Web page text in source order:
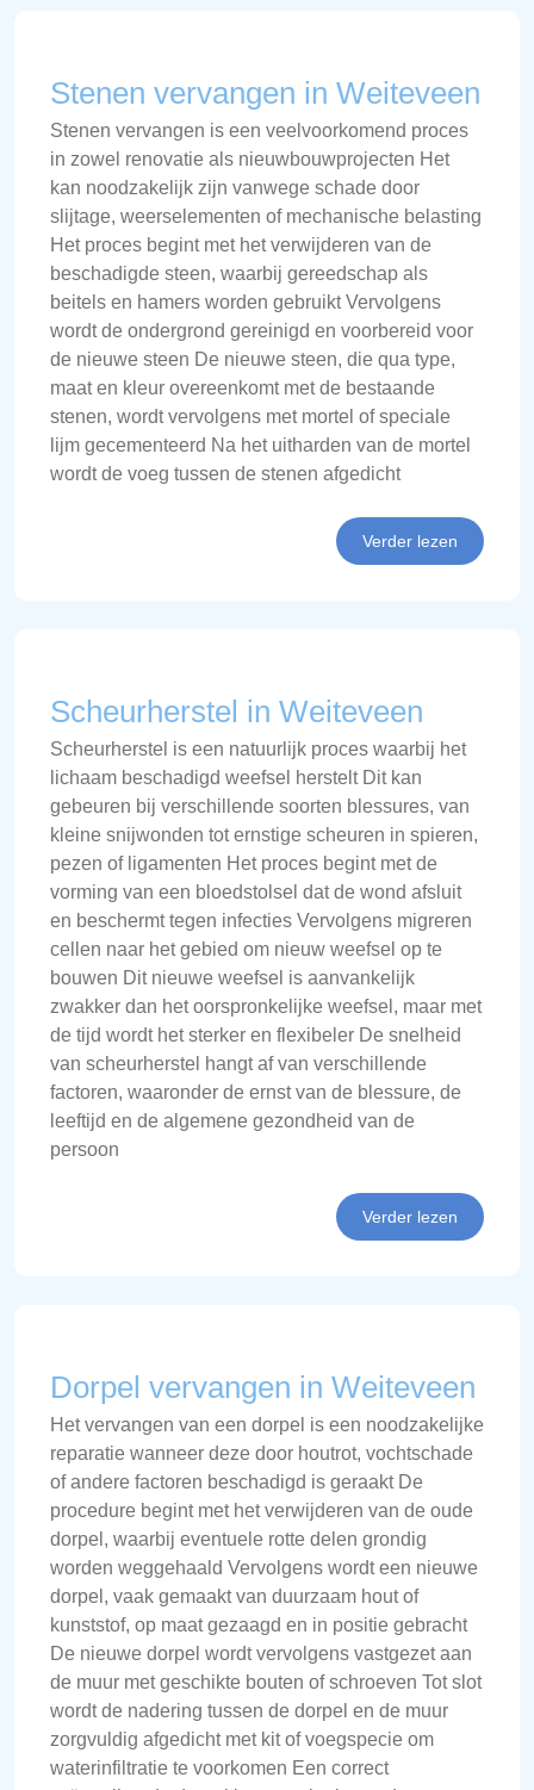
Stenen vervangen in Weiteveen
Stenen vervangen is een veelvoorkomend proces
in zowel renovatie als nieuwbouwprojecten Het
kan noodzakelijk zijn vanwege schade door
slijtage, weerselementen of mechanische belasting
Het proces begint met het verwijderen van de
beschadigde steen, waarbij gereedschap als
beitels en hamers worden gebruikt Vervolgens
wordt de ondergrond gereinigd en voorbereid voor
de nieuwe steen De nieuwe steen, die qua type,
maat en kleur overeenkomt met de bestaande
stenen, wordt vervolgens met mortel of speciale
lijm gecementeerd Na het uitharden van de mortel
wordt de voeg tussen de stenen afgedicht
Verder lezen
Scheurherstel in Weiteveen
Scheurherstel is een natuurlijk proces waarbij het
lichaam beschadigd weefsel herstelt Dit kan
gebeuren bij verschillende soorten blessures, van
kleine snijwonden tot ernstige scheuren in spieren,
pezen of ligamenten Het proces begint met de
vorming van een bloedstolsel dat de wond afsluit
en beschermt tegen infecties Vervolgens migreren
cellen naar het gebied om nieuw weefsel op te
bouwen Dit nieuwe weefsel is aanvankelijk
zwakker dan het oorspronkelijke weefsel, maar met
de tijd wordt het sterker en flexibeler De snelheid
van scheurherstel hangt af van verschillende
factoren, waaronder de ernst van de blessure, de
leeftijd en de algemene gezondheid van de
persoon
Verder lezen
Dorpel vervangen in Weiteveen
Het vervangen van een dorpel is een noodzakelijke
reparatie wanneer deze door houtrot, vochtschade
of andere factoren beschadigd is geraakt De
procedure begint met het verwijderen van de oude
dorpel, waarbij eventuele rotte delen grondig
worden weggehaald Vervolgens wordt een nieuwe
dorpel, vaak gemaakt van duurzaam hout of
kunststof, op maat gezaagd en in positie gebracht
De nieuwe dorpel wordt vervolgens vastgezet aan
de muur met geschikte bouten of schroeven Tot slot
wordt de nadering tussen de dorpel en de muur
zorgvuldig afgedicht met kit of voegspecie om
waterinfiltratie te voorkomen Een correct